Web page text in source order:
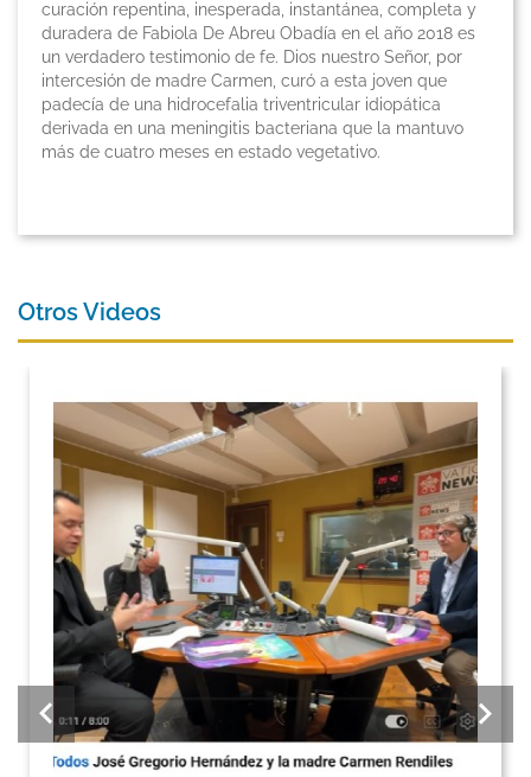
curación repentina, inesperada, instantánea, completa y
duradera de Fabiola De Abreu Obadía en el año 2018 es
un verdadero testimonio de fe. Dios nuestro Señor, por
intercesión de madre Carmen, curó a esta joven que
padecía de una hidrocefalia triventricular idiopática
derivada en una meningitis bacteriana que la mantuvo
más de cuatro meses en estado vegetativo.
Otros Videos